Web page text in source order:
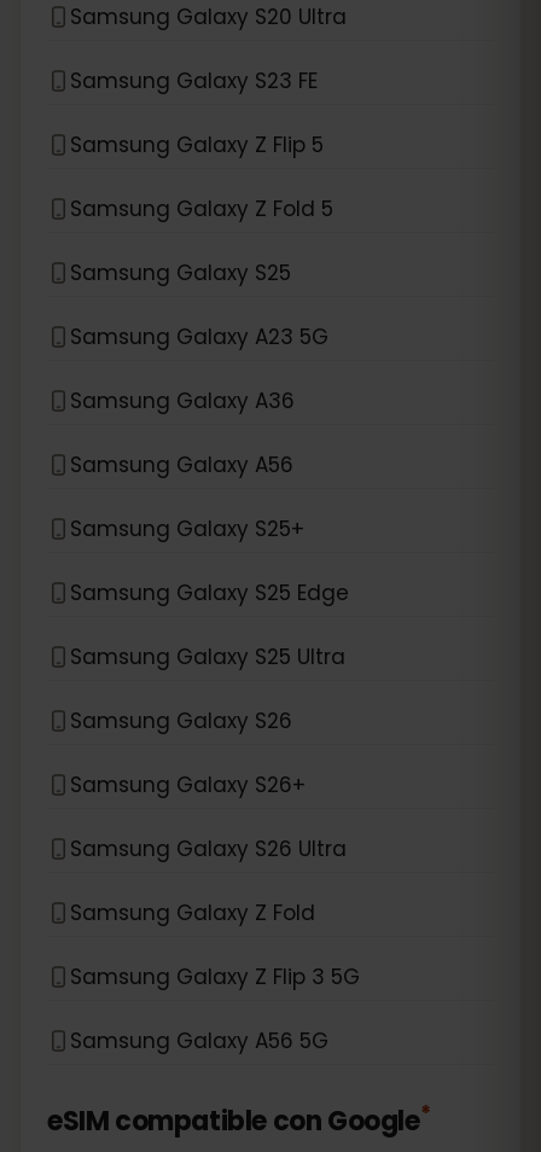
Samsung Galaxy S20 Ultra
Samsung Galaxy S23 FE
Samsung Galaxy Z Flip 5
Samsung Galaxy Z Fold 5
Samsung Galaxy S25
Samsung Galaxy A23 5G
Samsung Galaxy A36
Samsung Galaxy A56
Samsung Galaxy S25+
Samsung Galaxy S25 Edge
Samsung Galaxy S25 Ultra
Samsung Galaxy S26
Samsung Galaxy S26+
Samsung Galaxy S26 Ultra
Samsung Galaxy Z Fold
Samsung Galaxy Z Flip 3 5G
Samsung Galaxy A56 5G
eSIM compatible conGoogle*